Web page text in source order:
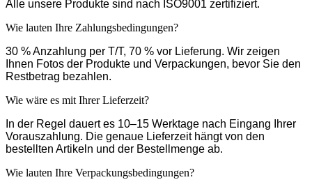
Alle unsere Produkte sind nach ISO9001 zertifiziert.
Wie lauten Ihre Zahlungsbedingungen?
30 % Anzahlung per T/T, 70 % vor Lieferung. Wir zeigen
Ihnen Fotos der Produkte und Verpackungen, bevor Sie den
Restbetrag bezahlen.
Wie wäre es mit Ihrer Lieferzeit?
In der Regel dauert es 10–15 Werktage nach Eingang Ihrer
Vorauszahlung. Die genaue Lieferzeit hängt von den
bestellten Artikeln und der Bestellmenge ab.
Wie lauten Ihre Verpackungsbedingungen?